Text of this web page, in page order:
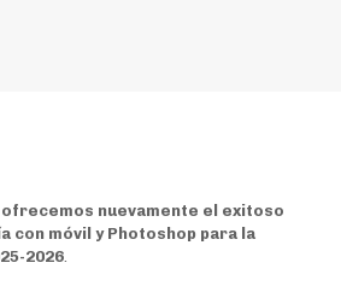
ofrecemos nuevamente el exitoso
con móvil y Photoshop para la
2026.